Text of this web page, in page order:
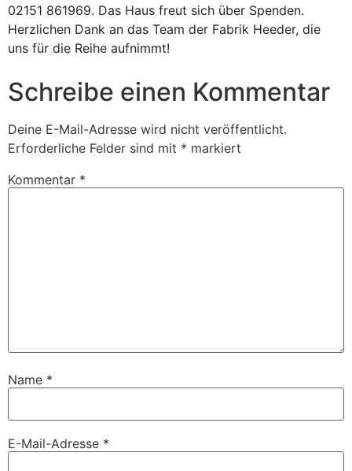
02151 861969. Das Haus freut sich über Spenden.
Herzlichen Dank an das Team der Fabrik Heeder, die
uns für die Reihe aufnimmt!
Schreibe einen Kommentar
Deine E-Mail-Adresse wird nicht veröffentlicht.
Erforderliche Felder sind mit * markiert
Kommentar *
Name *
E-Mail-Adresse *